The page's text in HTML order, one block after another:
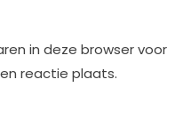
in deze browser voor
reactie plaats.